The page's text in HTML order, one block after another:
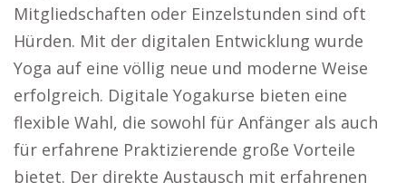
Mitgliedschaften oder Einzelstunden sind oft
Hürden. Mit der digitalen Entwicklung wurde
Yoga auf eine völlig neue und moderne Weise
erfolgreich. Digitale Yogakurse bieten eine
flexible Wahl, die sowohl für Anfänger als auch
für erfahrene Praktizierende große Vorteile
bietet. Der direkte Austausch mit erfahrenen